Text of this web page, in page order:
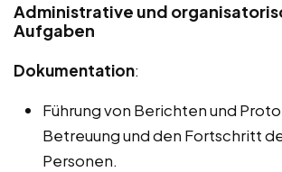
Administrative und
Aufgaben
Dokumentation:
Führung von Berichten und
Betreuung und den Fortschritt
Personen.